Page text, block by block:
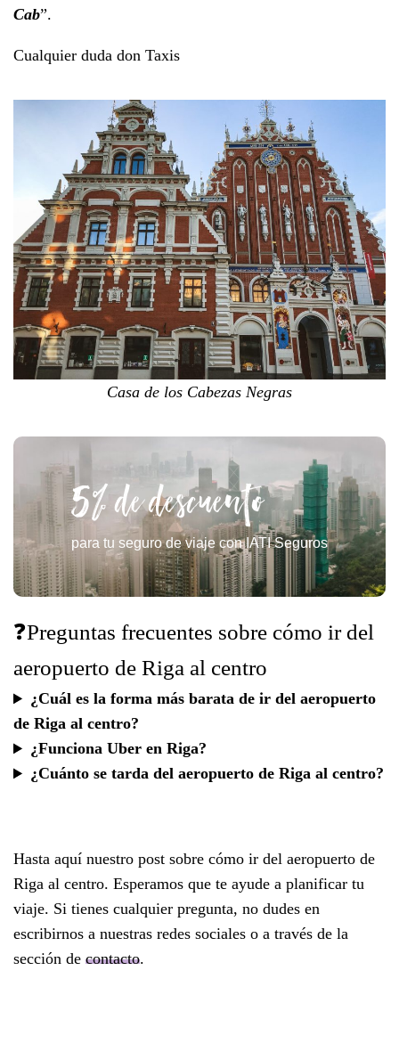
Cab”.
Cualquier duda don Taxis
Casa de los Cabezas Negras
5% de descuento
para tu seguro de viaje con IATI Seguros
❓Preguntas frecuentes sobre cómo ir del
aeropuerto de Riga al centro
¿Cuál es la forma más barata de ir del aeropuerto
de Riga al centro?
¿Funciona Uber en Riga?
¿Cuánto se tarda del aeropuerto de Riga al centro?
Hasta aquí nuestro post sobre cómo ir del aeropuerto de
Riga al centro. Esperamos que te ayude a planificar tu
viaje. Si tienes cualquier pregunta, no dudes en
escribirnos a nuestras redes sociales o a través de la
sección de contacto.